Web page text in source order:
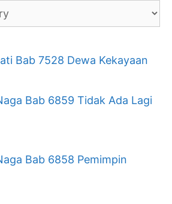
Bab 7528 Dewa Kekayaan
Bab 6859 Tidak Ada Lagi
Bab 6858 Pemimpin